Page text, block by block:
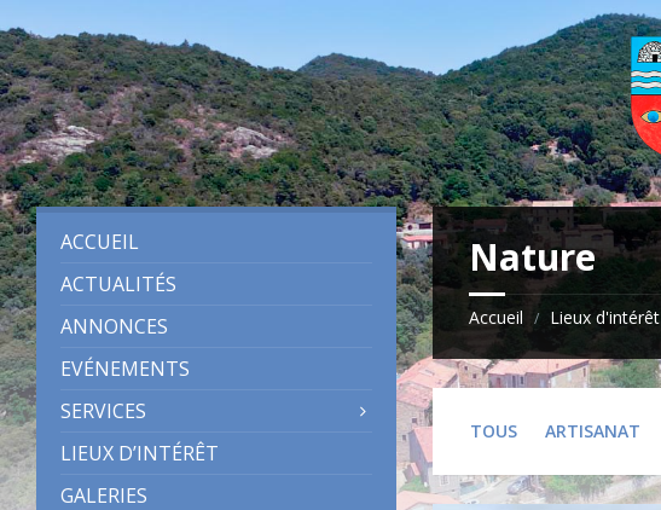
to
content
to
left
sidebar
to
footer
Nature
Accueil / Lieux d'intérêt
TOUS ARTISANAT
ACCUEIL
ACTUALITÉS
ANNONCES
EVÉNEMENTS
SERVICES
LIEUX D’INTÉRÊT
GALERIES